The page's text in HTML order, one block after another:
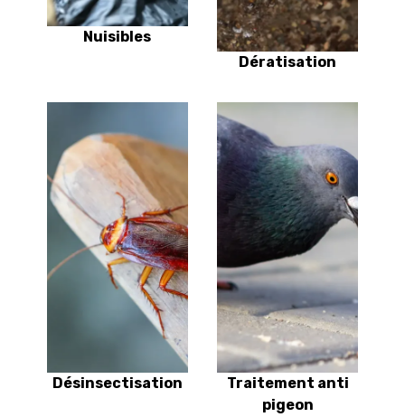
Nuisibles
Dératisation
Désinsectisation
Traitement anti
pigeon